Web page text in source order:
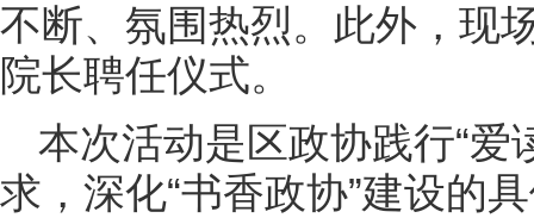
不断、氛围热烈。此外，现
院长聘任仪式。
本次活动是区政协践行“爱
求，深化“书香政协”建设的